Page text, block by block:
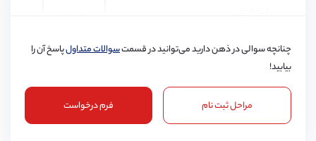
پرستاری مشاهده
چنانچه سوالی در ذهن دارید می‌توانید در قسمتسوالات متداولپاسخ آن را
بیابید!
مراحل ثبت نام فرم درخواست